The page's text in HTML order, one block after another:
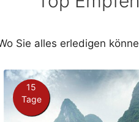
Sie alles erledigen
15
Tage